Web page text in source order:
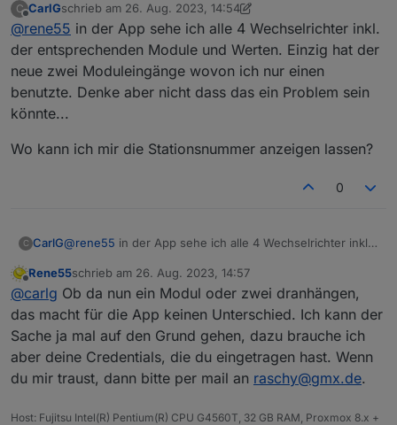
Oder hat dein vierter WR eine andere
Stationsnummer?
C
Offline
CarlGschrieb am 26. Aug. 2023, 14:54
zuletzt editiert von CarlG
@rene55 in der App sehe ich alle 4 Wechselrichter inkl.
der entsprechenden Module und Werten. Einzig hat der
neue zwei Moduleingänge wovon ich nur einen
benutzte. Denke aber nicht dass das ein Problem sein
könnte...
Wo kann ich mir die Stationsnummer anzeigen lassen?
0
C CarlG@rene55 in der App sehe ich alle 4 Wechselrichter inkl.
neue zwei Moduleingänge wovon ich nur einen
benutzte. Denke aber nicht dass das ein Problem sein
könnte...
Wo kann ich mir die Stationsnummer anzeigen lassen?
Offline
Rene55schrieb am 26. Aug. 2023, 14:57
zuletzt editiert von
@carlg Ob da nun ein Modul oder zwei dranhängen,
das macht für die App keinen Unterschied. Ich kann der
Sache ja mal auf den Grund gehen, dazu brauche ich
aber deine Credentials, die du eingetragen hast. Wenn
du mir traust, dann bitte per mail an raschy@gmx.de.
Host: Fujitsu Intel(R) Pentium(R) CPU G4560T, 32 GB RAM, Proxmox 8.x +